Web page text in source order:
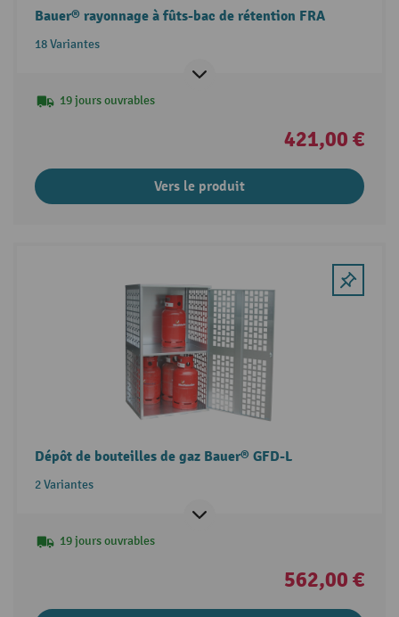
Bauer® rayonnage à fûts-bac de rétention FRA
18 Variantes
19 jours ouvrables
421,00 €
Vers le produit
Dépôt de bouteilles de gaz Bauer® GFD-L
2 Variantes
19 jours ouvrables
562,00 €